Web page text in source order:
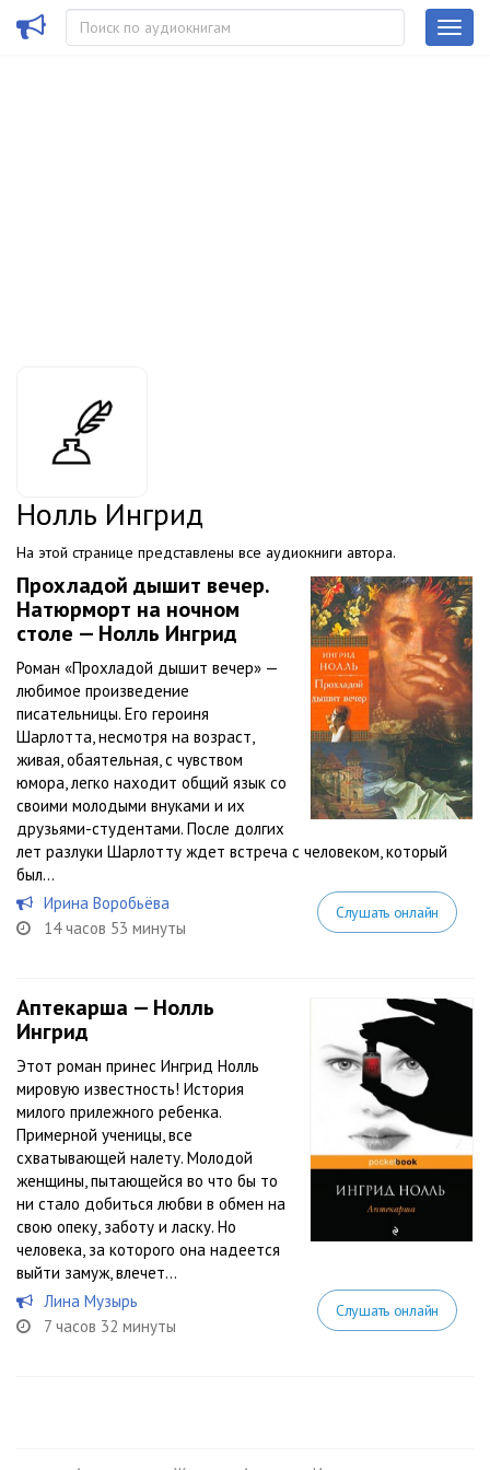
Нолль Ингрид
На этой странице представлены все аудиокниги автора.
Прохладой дышит вечер.
Натюрморт на ночном
столе — Нолль Ингрид
Роман «Прохладой дышит вечер» —
любимое произведение
писательницы. Его героиня
Шарлотта, несмотря на возраст,
живая, обаятельная, с чувством
юмора, легко находит общий язык со
своими молодыми внуками и их
друзьями-студентами. После долгих
лет разлуки Шарлотту ждет встреча с человеком, который
был...
Ирина Воробьёва
14 часов 53 минуты
Слушать онлайн
Аптекарша — Нолль
Ингрид
Этот роман принес Ингрид Нолль
мировую известность! История
милого прилежного ребенка.
Примерной ученицы, все
схватывающей налету. Молодой
женщины, пытающейся во что бы то
ни стало добиться любви в обмен на
свою опеку, заботу и ласку. Но
человека, за которого она надеется
выйти замуж, влечет...
Лина Музырь
7 часов 32 минуты
Слушать онлайн